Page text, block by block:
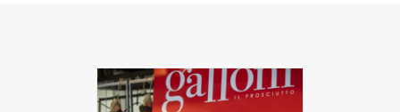
LE SPECIALITA’